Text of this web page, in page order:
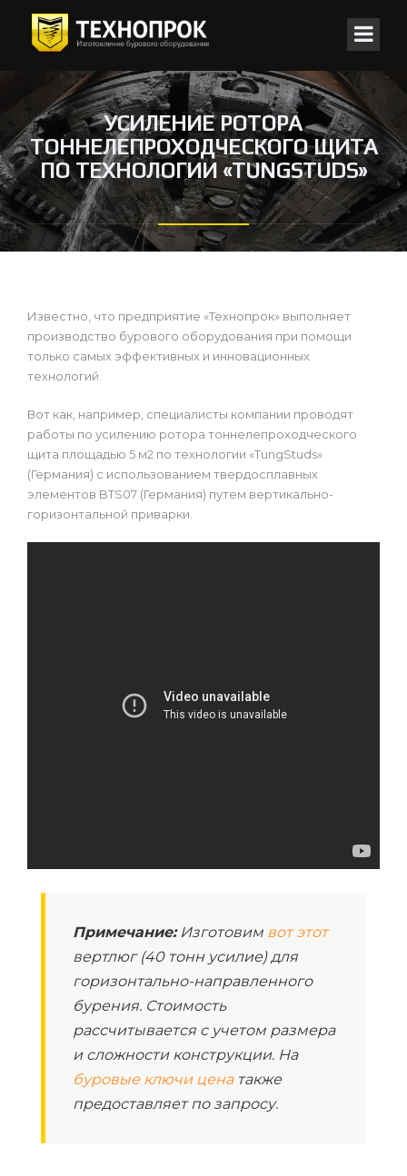
УСИЛЕНИЕ РОТОРА
ТОННЕЛЕПРОХОДЧЕСКОГО ЩИТА
ПО ТЕХНОЛОГИИ «TUNGSTUDS»
Известно, что предприятие «Технопрок» выполняет
производство бурового оборудования при помощи
только самых эффективных и инновационных
технологий.
Вот как, например, специалисты компании проводят
работы по усилению ротора тоннелепроходческого
щита площадью 5 м2 по технологии «TungStuds»
(Германия) с использованием твердосплавных
элементов BTS07 (Германия) путем вертикально-
горизонтальной приварки.
Примечание:Изготовим вот этот
вертлюг (40 тонн усилие) для
горизонтально-направленного
бурения. Стоимость
рассчитывается с учетом размера
и сложности конструкции. На
буровые ключи ценатакже
предоставляет по запросу.